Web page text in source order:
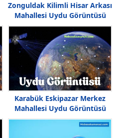
Zonguldak Kilimli Hisar Arkası
Mahallesi Uydu Görüntüsü
Karabük Eskipazar Merkez
Mahallesi Uydu Görüntüsü